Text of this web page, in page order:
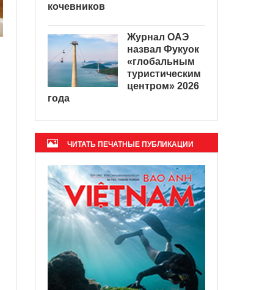
кочевников
Журнал ОАЭ
назвал Фукуок
«глобальным
туристическим
центром» 2026
года
ЧИТАТЬ ПЕЧАТНЫЕ ПУБЛИКАЦИИ